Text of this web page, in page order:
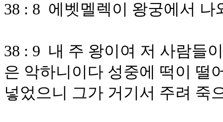
38 : 8 에벳멜렉이 왕궁에서 나
38 : 9 내 주 왕이여 저 사람들
은 악하니이다 성중에 떡이 떨
넣었으니 그가 거기서 주려 죽